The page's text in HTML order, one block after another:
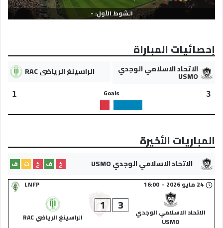
الشوط الأول: -
إحصائيات المباراة
الاتحاد الاسلامي الوجدي
USMO الراسينغ الرياضي RAC
3
Goals
1
المباريات الأخيرة
الاتحاد الاسلامي الوجدي USMO خ ف خ ت
ف
LNFP
24 مايو 2026 -
16:00
الاتحاد الاسلامي الوجدي
USMO
3
1
الراسينغ الرياضي RAC